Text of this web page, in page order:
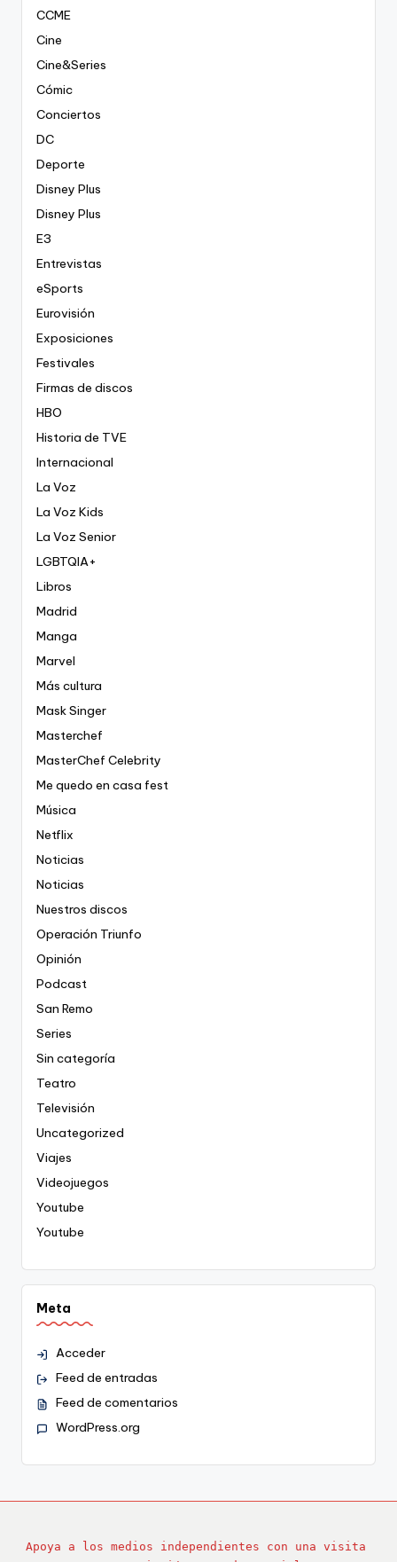
CCME
Cine
Cine&Series
Cómic
Conciertos
DC
Deporte
Disney Plus
Disney Plus
E3
Entrevistas
eSports
Eurovisión
Exposiciones
Festivales
Firmas de discos
HBO
Historia de TVE
Internacional
La Voz
La Voz Kids
La Voz Senior
LGBTQIA+
Libros
Madrid
Manga
Marvel
Más cultura
Mask Singer
Masterchef
MasterChef Celebrity
Me quedo en casa fest
Música
Netflix
Noticias
Noticias
Nuestros discos
Operación Triunfo
Opinión
Podcast
San Remo
Series
Sin categoría
Teatro
Televisión
Uncategorized
Viajes
Videojuegos
Youtube
Youtube
Meta
Acceder
Feed de entradas
Feed de comentarios
WordPress.org
Apoya a los medios independientes con una visita